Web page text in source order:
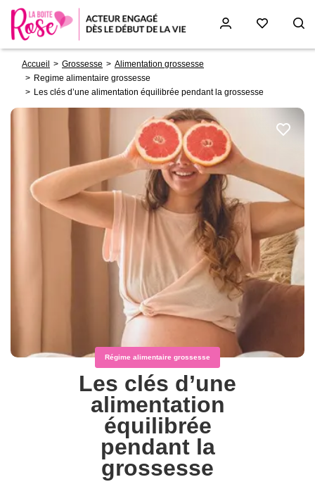
contenu
d'Ariane
Accueil Grossesse
Alimentation grossesse
Regime alimentaire grossesse
Les clés d’une alimentation équilibrée pendant la grossesse
Régime alimentaire grossesse
Les clés d’une
alimentation
équilibrée
pendant la
grossesse